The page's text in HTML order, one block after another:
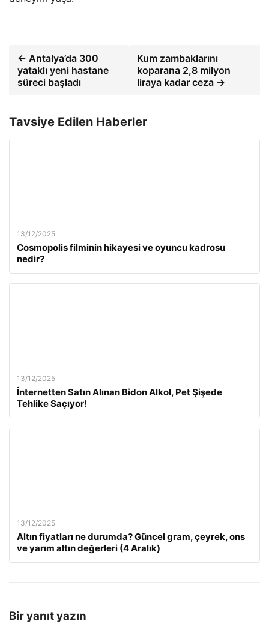
← Antalya’da 300
yataklı yeni hastane
süreci başladı
Kum zambaklarını
koparana 2,8 milyon
liraya kadar ceza →
Tavsiye Edilen Haberler
13/12/2025
Cosmopolis filminin hikayesi ve oyuncu kadrosu
nedir?
13/12/2025
İnternetten Satın Alınan Bidon Alkol, Pet Şişede
Tehlike Saçıyor!
13/12/2025
Altın fiyatları ne durumda? Güncel gram, çeyrek, ons
ve yarım altın değerleri (4 Aralık)
Bir yanıt yazın